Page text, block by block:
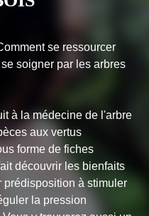
se ressourcer
soigner par les arbres
à la médecine de l'arbre
aux vertus
forme de fiches
découvrir les bienfaits
prédisposition à stimuler
la pression